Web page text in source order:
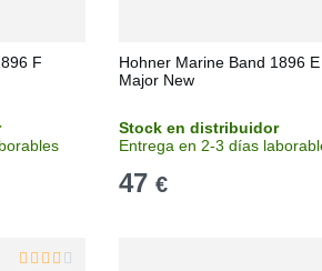
F
Hohner Marine Band 1896 E
Major New
Stock en distribuidor
Entrega en 2-3 días
47 €